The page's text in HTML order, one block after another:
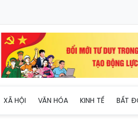
XÃ HỘI VĂN HÓA KINH TẾ BẤT